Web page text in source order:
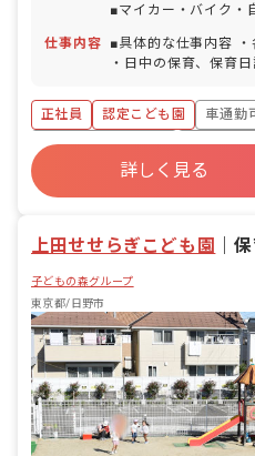
■マイカー・バイク・
仕事内容
■具体的な仕事内容
・日中の保育、保育
ど ・保育計画の作成
案） ・行事や係など
応や子育て支援に向けての
念 子ども一人ひとり
い愛情のこもった保
「やさしいこころ」「
い、一人ひとりの個性
正社員 認定こども園
車通勤
ボーナス・賞与あり
年間休日
寮・住宅・家賃補助あり
社会
詳しく見る
上田せせらぎこども園 ｜
子どもの森グループ
東京都/日野市